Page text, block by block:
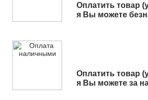
Оплатить товар
я Вы можете
Оплатить товар
я Вы можете за